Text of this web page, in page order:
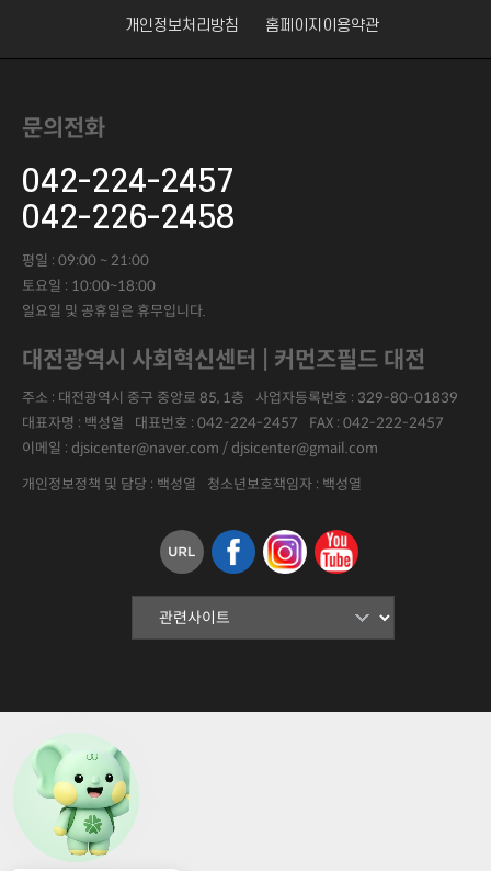
개인정보처리방침 홈페이지이용약관
문의전화
042-224-2457
042-226-2458
평일 : 09:00 ~ 21:00
토요일 : 10:00~18:00
일요일 및 공휴일은 휴무입니다.
대전광역시 사회혁신센터 | 커먼즈필드 대전
주소 : 대전광역시 중구 중앙로 85, 1층 사업자등록번호 : 329-80-01839
대표자명 : 백성열 대표번호 : 042-224-2457 FAX : 042-222-2457
이메일 : djsicenter@naver.com / djsicenter@gmail.com
개인정보정책 및 담당 : 백성열
청소년보호책임자 : 백성열